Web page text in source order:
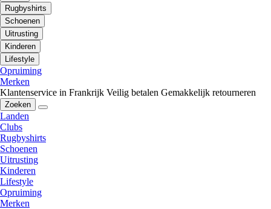
Rugbyshirts
Schoenen
Uitrusting
Kinderen
Lifestyle
Opruiming
Merken
Klantenservice in Frankrijk Veilig betalen Gemakkelijk retourneren
Zoeken
Landen
Clubs
Rugbyshirts
Schoenen
Uitrusting
Kinderen
Lifestyle
Opruiming
Merken